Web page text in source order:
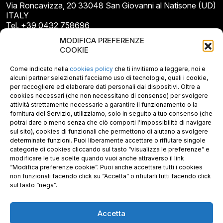
MODIFICA PREFERENZE
COOKIE
Come indicato nella cookies policy che ti invitiamo a leggere, noi e
alcuni partner selezionati facciamo uso di tecnologie, quali i cookie,
per raccogliere ed elaborare dati personali dai dispositivi. Oltre a
cookies necessari (che non necessitano di consenso) per svolgere
attività strettamente necessarie a garantire il funzionamento o la
fornitura del Servizio, utilizziamo, solo in seguito a tuo consenso (che
potrai dare o meno senza che ciò comporti l’impossibilità di navigare
sul sito), cookies di funzionali che permettono di aiutano a svolgere
determinate funzioni. Puoi liberamente accettare o rifiutare singole
categorie di cookies cliccando sul tasto “visualizza le preferenze” e
modificare le tue scelte quando vuoi anche attraverso il link
“Modifica preferenze cookie”. Puoi anche accettare tutti i cookies
non funzionali facendo click su “Accetta” o rifiutarli tutti facendo click
sul tasto “nega”.
Accetta
Via Roncavizza, 20 33048 San Giovanni al Natisone (UD)
ITALY
Tel. +39 0432 758696
E-mail: info@gecopan.it
E-mail PEC: gecopan@pec.it
P.I. E C.F. 02487660306
N. REA UD 264834
Capitale sociale € 30.000
Richiedi i nostri prodotti certificati FSC®